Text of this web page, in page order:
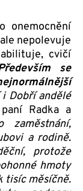
onemocnění
nepolevuje
cvičí
se
Dobří andělé
Radka a
zaměstnání,
a rodině.
protože
hmoty
tisíc měsíčně.